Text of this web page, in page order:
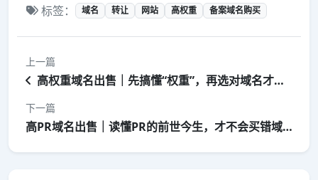
标签： 域名 转让 网站 高权重 备案域名购买
上一篇
高权重域名出售｜先搞懂“权重”，再选对域名才不踩坑
下一篇
高PR域名出售｜读懂PR的前世今生，才不会买错域名